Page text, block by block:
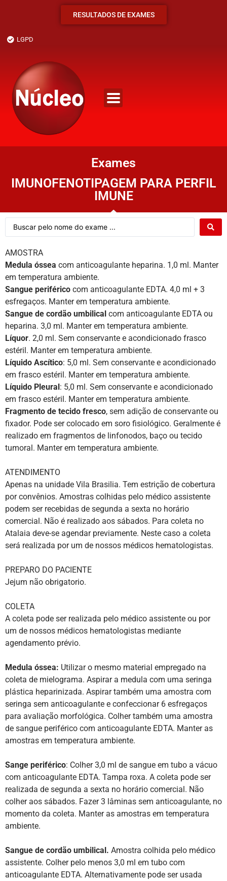
RESULTADOS DE EXAMES
LGPD
Exames
IMUNOFENOTIPAGEM PARA PERFIL
IMUNE
AMOSTRA
Medula óssea com anticoagulante heparina. 1,0 ml. Manter
em temperatura ambiente.
Sangue periférico com anticoagulante EDTA. 4,0 ml + 3
esfregaços. Manter em temperatura ambiente.
Sangue de cordão umbilical com anticoagulante EDTA ou
heparina. 3,0 ml. Manter em temperatura ambiente.
Líquor. 2,0 ml. Sem conservante e acondicionado frasco
estéril. Manter em temperatura ambiente.
Líquido Ascítico: 5,0 ml. Sem conservante e acondicionado
em frasco estéril. Manter em temperatura ambiente.
Líquido Pleural: 5,0 ml. Sem conservante e acondicionado
em frasco estéril. Manter em temperatura ambiente.
Fragmento de tecido fresco, sem adição de conservante ou
fixador. Pode ser colocado em soro fisiológico. Geralmente é
realizado em fragmentos de linfonodos, baço ou tecido
tumoral. Manter em temperatura ambiente.
ATENDIMENTO
Apenas na unidade Vila Brasilia. Tem estrição de cobertura
por convênios. Amostras colhidas pelo médico assistente
podem ser recebidas de segunda a sexta no horário
comercial. Não é realizado aos sábados. Para coleta no
Atalaia deve-se agendar previamente. Neste caso a coleta
será realizada por um de nossos médicos hematologistas.
PREPARO DO PACIENTE
Jejum não obrigatorio.
COLETA
A coleta pode ser realizada pelo médico assistente ou por
um de nossos médicos hematologistas mediante
agendamento prévio.
Medula óssea: Utilizar o mesmo material empregado na
coleta de mielograma. Aspirar a medula com uma seringa
plástica heparinizada. Aspirar também uma amostra com
seringa sem anticoagulante e confeccionar 6 esfregaços
para avaliação morfológica. Colher também uma amostra
de sangue periférico com anticoagulante EDTA. Manter as
amostras em temperatura ambiente.
Sange periférico: Colher 3,0 ml de sangue em tubo a vácuo
com anticoagulante EDTA. Tampa roxa. A coleta pode ser
realizada de segunda a sexta no horário comercial. Não
colher aos sábados. Fazer 3 lâminas sem anticoagulante, no
momento da coleta. Manter as amostras em temperatura
ambiente.
Sangue de cordão umbilical. Amostra colhida pelo médico
assistente. Colher pelo menos 3,0 ml em tubo com
anticoagulante EDTA. Alternativamente pode ser usada